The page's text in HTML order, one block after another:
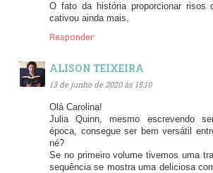
O fato da história proporcionar risos
cativou ainda mais.
Responder
ALISON TEIXEIRA
13 de junho de 2020 às 15:10
Olá Carolina!
Julia Quinn, mesmo escrevendo
época, consegue ser bem versátil
né?
Se no primeiro volume tivemos uma
sequência se mostra uma deliciosa